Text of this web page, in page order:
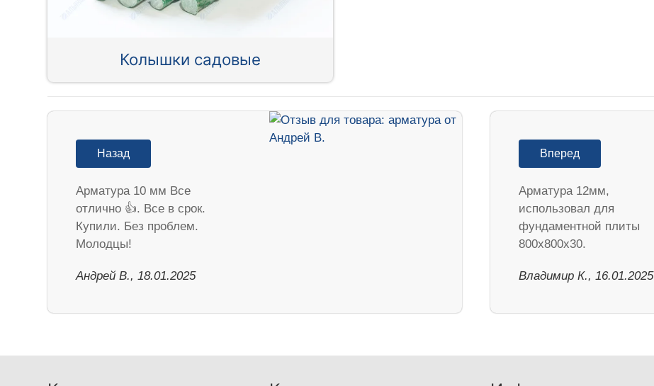
Колышки садовые
Назад
Арматура 10 мм Все
отлично 👍. Все в срок.
Купили. Без проблем.
Молодцы!
Андрей В., 18.01.2025
Вперед
Арматура 12мм,
использовал для
фундаментной плиты
800х800х30.
Владимир К., 16.01.2025